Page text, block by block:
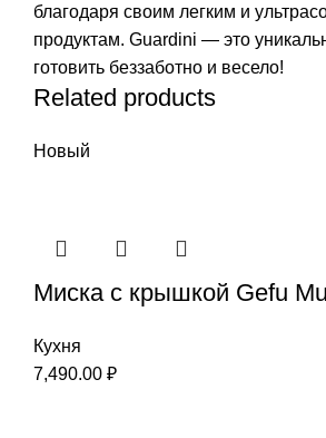
благодаря своим легким и
продуктам. Guardini — это
готовить беззаботно и весело!
Related products
Новый
Миска с крышкой Gefu
Кухня
7,490.00 ₽